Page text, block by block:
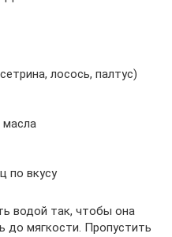
лосось, палтус)
масла
по вкусу
водой так, чтобы она
до мягкости. Пропустить